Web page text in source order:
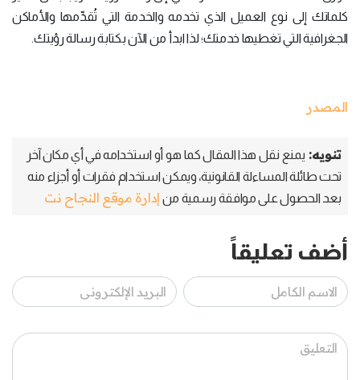
كلماتك إلى نوع العميل الذي تخدمه والخدمة التي تُقدِّمها والأماكن
الجغرافية التي تغطيها خدمتك؛ لذا ابدأ من الآن بكتابة رسالة رؤيتك.
المصدر
تنويه: يمنع نقل هذا المقال كما هو أو استخدامه في أي مكان آخر
تحت طائلة المساءلة القانونية، ويمكن استخدام فقرات أو أجزاء منه
بعد الحصول على موافقة رسمية من إدارة موقع النجاح نت
أضف تعليقاً